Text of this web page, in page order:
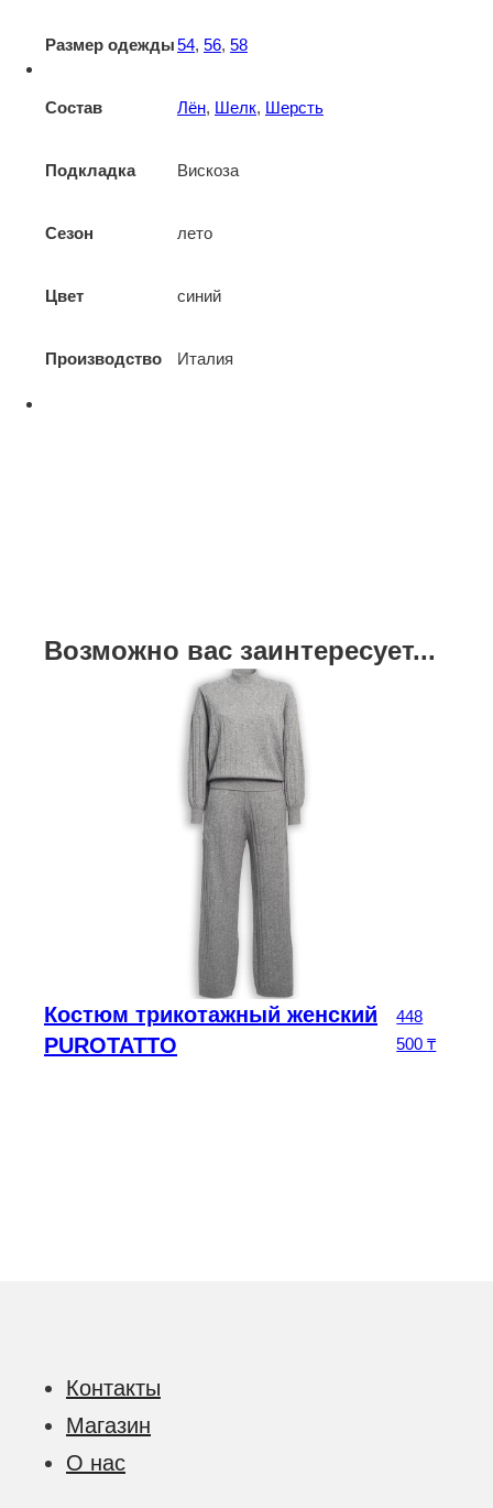
Размер одежды54, 56, 58
Состав Лён, Шелк, Шерсть
Подкладка Вискоза
Сезон лето
Цвет синий
Производство Италия
Возможно вас заинтересует...
цена составляла 195 000 ₸.
Текущая цена: 136 500 ₸.
Костюм трикотажный женский
PUROTATTO
448
500₸
Контакты
Магазин
О нас